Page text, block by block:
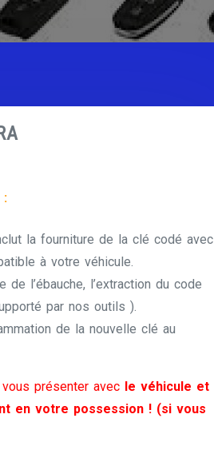
:
la fourniture de la clé codé avec
à votre véhicule.
de l’ébauche, l’extraction du code
par nos outils ).
de la nouvelle clé au
présenter avec le véhicule et
en votre possession ! (si vous